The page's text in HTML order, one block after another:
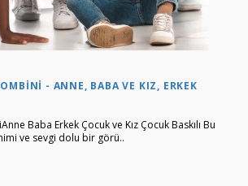
- ANNE, BABA VE KIZ, ERKEK
Baba Erkek Çocuk ve Kız Çocuk Baskılı Bu
ve sevgi dolu bir görü..